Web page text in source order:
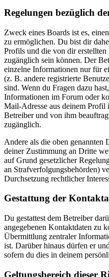
Regelungen bezüglich
Zweck eines Boards ist es,
zu ermöglichen. Du bist dir
Profils und die von dir
zugänglich sein können. Der
einzelne Informationen nur für
(z. B. andere registrierte
sind. Wenn du Fragen dazu
Informationen im Forum oder
Mail-Adresse aus deinem Profil
Betreiber und von ihm
zugänglich.
Andere als die oben
deiner Zustimmung an Dritte
auf Grund gesetzlicher
an Strafverfolgungsbehörden)
Durchsetzung rechtlicher
Gestattung der
Du gestattest dem Betreiber
angegebenen Kontaktdaten zu
Übermittlung zentraler
ist. Darüber hinaus dürfen er
sofern du dies in deinem
Geltungsbereich dieser